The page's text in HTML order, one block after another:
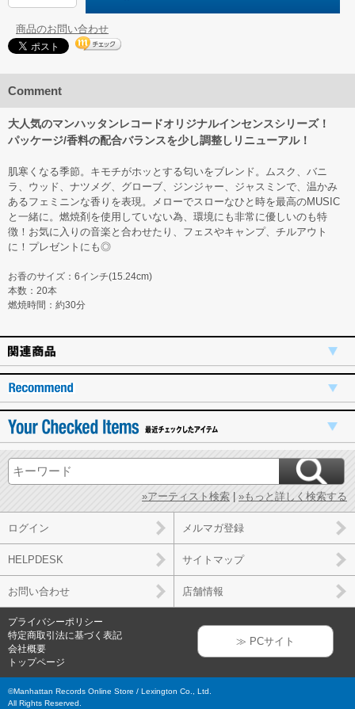
商品のお問い合わせ
Comment
大人気のマンハッタンレコードオリジナルインセンスシリーズ！
パッケージ/香料の配合バランスを少し調整しリニューアル！
肌寒くなる季節。キモチがホッとする匂いをブレンド。ムスク、バニ
ラ、ウッド、ナツメグ、グローブ、ジンジャー、ジャスミンで、温かみ
あるフェミニンな香りを表現。メローでスローなひと時を最高のMUSIC
と一緒に。燃焼剤を使用していない為、環境にも非常に優しいのも特
徴！お気に入りの音楽と合わせたり、フェスやキャンプ、チルアウト
に！プレゼントにも◎
お香のサイズ：6インチ(15.24cm)
本数：20本
燃焼時間：約30分
»アーティスト検索 »もっと詳しく検索する
ログイン メルマガ登録
HELPDESK サイトマップ
お問い合わせ 店舗情報
プライバシーポリシー
特定商取引法に基づく表記
会社概要
トップページ
≫ PCサイト
©Manhattan Records Online Store / Lexington Co., Ltd.
All Rights Reserved.